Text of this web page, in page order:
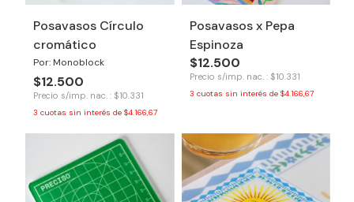
Posavasos Círculo
cromático
Por: Monoblock
$12.500
Precio s/imp. nac. : $10.331
3 cuotas sin interés de $4.166,67
Posavasos x Pepa
Espinoza
$12.500
Precio s/imp. nac. : $10.331
3 cuotas sin interés de $4.166,67